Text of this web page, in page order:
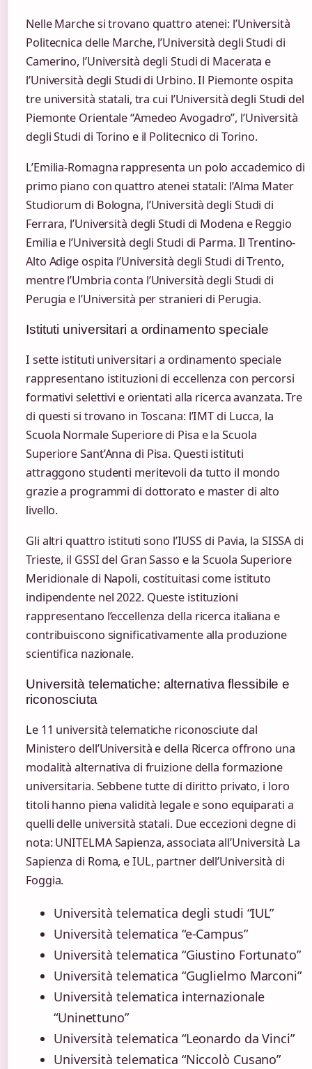
Nelle Marche si trovano quattro atenei: l’Università
Politecnica delle Marche, l’Università degli Studi di
Camerino, l’Università degli Studi di Macerata e
l’Università degli Studi di Urbino. Il Piemonte ospita
tre università statali, tra cui l’Università degli Studi del
Piemonte Orientale “Amedeo Avogadro”, l’Università
degli Studi di Torino e il Politecnico di Torino.
L’Emilia-Romagna rappresenta un polo accademico di
primo piano con quattro atenei statali: l’Alma Mater
Studiorum di Bologna, l’Università degli Studi di
Ferrara, l’Università degli Studi di Modena e Reggio
Emilia e l’Università degli Studi di Parma. Il Trentino-
Alto Adige ospita l’Università degli Studi di Trento,
mentre l’Umbria conta l’Università degli Studi di
Perugia e l’Università per stranieri di Perugia.
Istituti universitari a ordinamento speciale
I sette istituti universitari a ordinamento speciale
rappresentano istituzioni di eccellenza con percorsi
formativi selettivi e orientati alla ricerca avanzata. Tre
di questi si trovano in Toscana: l’IMT di Lucca, la
Scuola Normale Superiore di Pisa e la Scuola
Superiore Sant’Anna di Pisa. Questi istituti
attraggono studenti meritevoli da tutto il mondo
grazie a programmi di dottorato e master di alto
livello.
Gli altri quattro istituti sono l’IUSS di Pavia, la SISSA di
Trieste, il GSSI del Gran Sasso e la Scuola Superiore
Meridionale di Napoli, costituitasi come istituto
indipendente nel 2022. Queste istituzioni
rappresentano l’eccellenza della ricerca italiana e
contribuiscono significativamente alla produzione
scientifica nazionale.
Università telematiche: alternativa flessibile e
riconosciuta
Le 11 università telematiche riconosciute dal
Ministero dell’Università e della Ricerca offrono una
modalità alternativa di fruizione della formazione
universitaria. Sebbene tutte di diritto privato, i loro
titoli hanno piena validità legale e sono equiparati a
quelli delle università statali. Due eccezioni degne di
nota: UNITELMA Sapienza, associata all’Università La
Sapienza di Roma, e IUL, partner dell’Università di
Foggia.
Università telematica degli studi “IUL”
Università telematica “e-Campus”
Università telematica “Giustino Fortunato”
Università telematica “Guglielmo Marconi”
Università telematica internazionale
“Uninettuno”
Università telematica “Leonardo da Vinci”
Università telematica “Niccolò Cusano”